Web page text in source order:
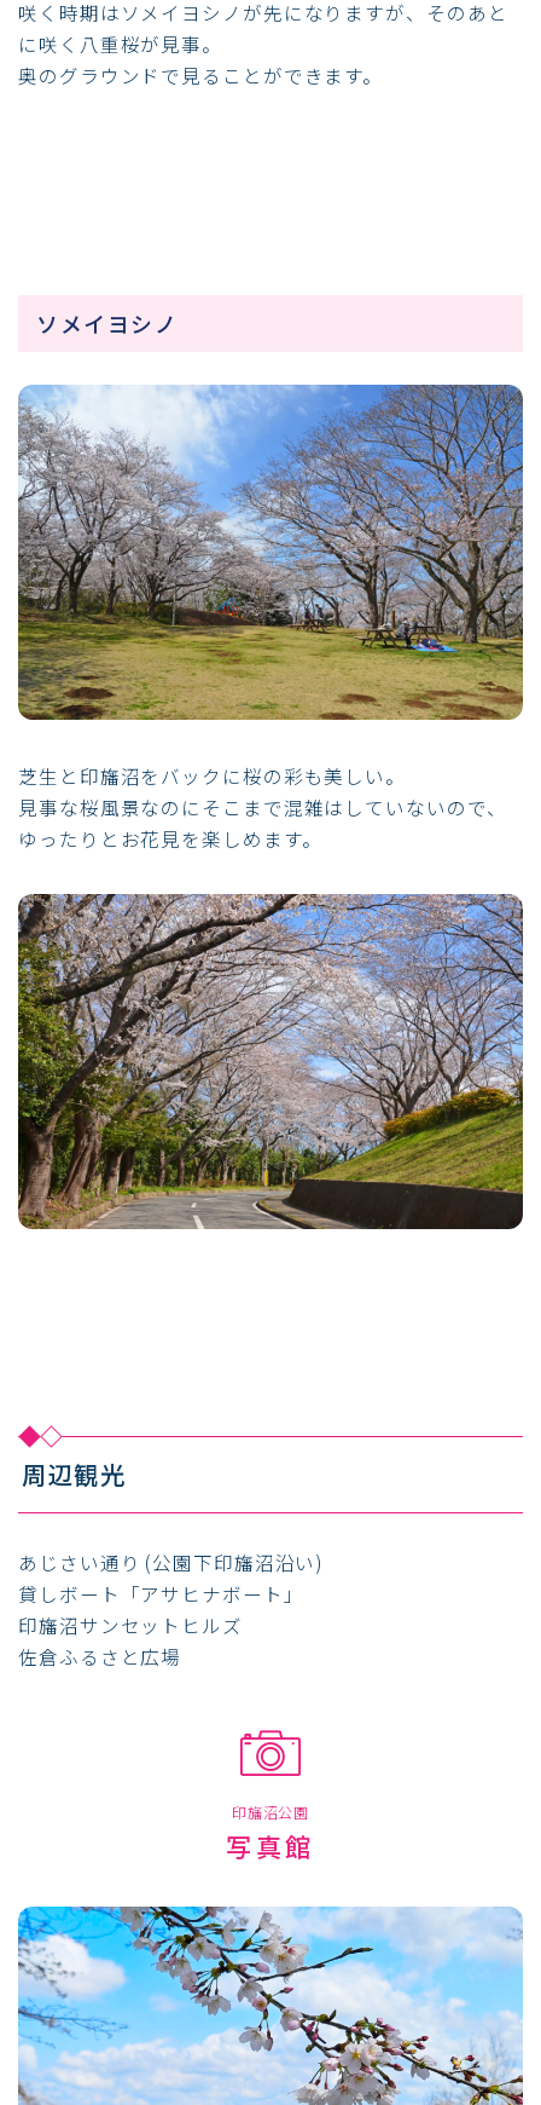
咲く時期はソメイヨシノが先になりますが、そのあと
に咲く八重桜が見事。
奥のグラウンドで見ることができます。
ソメイヨシノ
芝生と印旛沼をバックに桜の彩も美しい。
見事な桜風景なのにそこまで混雑はしていないので、
ゆったりとお花見を楽しめます。
周辺観光
あじさい通り (公園下印旛沼沿い)
貸しボート「アサヒナボート」
印旛沼サンセットヒルズ
佐倉ふるさと広場
印旛沼公園
写真館